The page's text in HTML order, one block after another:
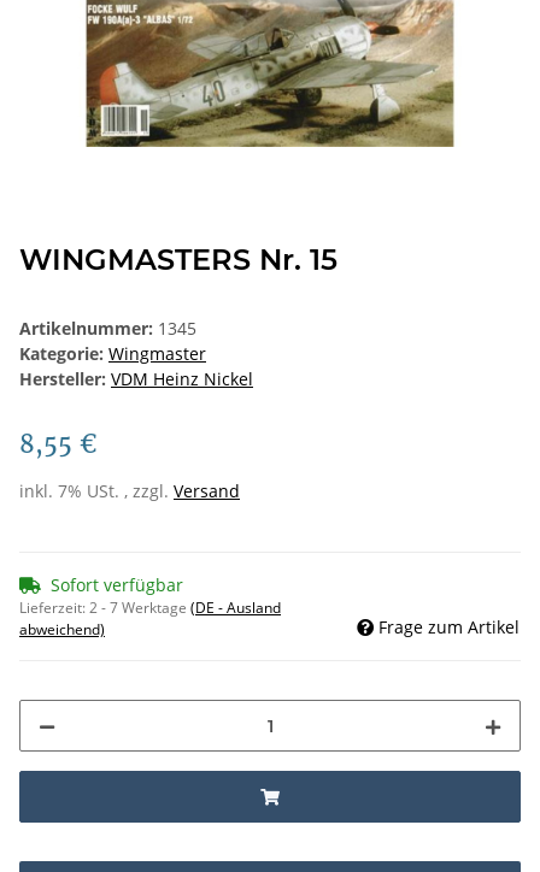
WINGMASTERS Nr. 15
Artikelnummer: 1345
Kategorie: Wingmaster
Hersteller: VDM Heinz Nickel
8,55 €
inkl. 7% USt. , zzgl. Versand
Sofort verfügbar
Lieferzeit:2 - 7 Werktage (DE - Ausland
abweichend)
Frage zum Artikel